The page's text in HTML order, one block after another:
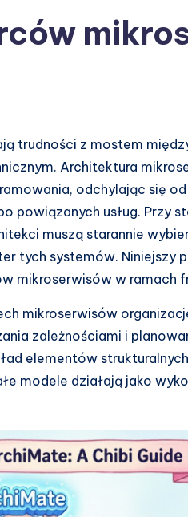
trudności z mostem
Architektura
odchylając się
powiązanych usług. Przy
muszą starannie
tych systemów. Niniejszy
mikroserwisów w ramach
mikroserwisów
zależnościami i
elementów
modele działają jako